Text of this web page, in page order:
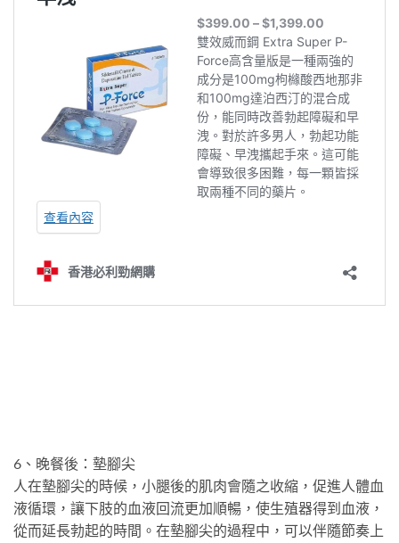
6、晚餐後：墊腳尖
人在墊腳尖的時候，小腿後的肌肉會隨之收縮，促進人體血
液循環，讓下肢的血液回流更加順暢，使生殖器得到血液，
從而延長勃起的時間。在墊腳尖的過程中，可以伴隨節奏上